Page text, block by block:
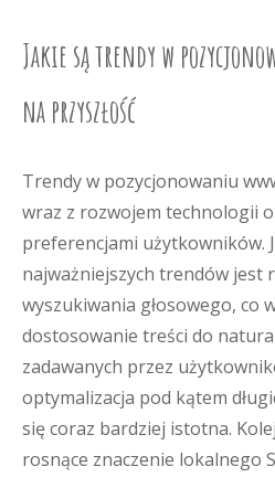
Jakie są trendy w
na przyszłość
Trendy w pozycjonowaniu
wraz z rozwojem technologii
preferencjami użytkowników.
najważniejszych trendów jest
wyszukiwania głosowego, co
dostosowanie treści do
zadawanych przez
optymalizacja pod kątem
się coraz bardziej istotna.
rosnące znaczenie lokalnego